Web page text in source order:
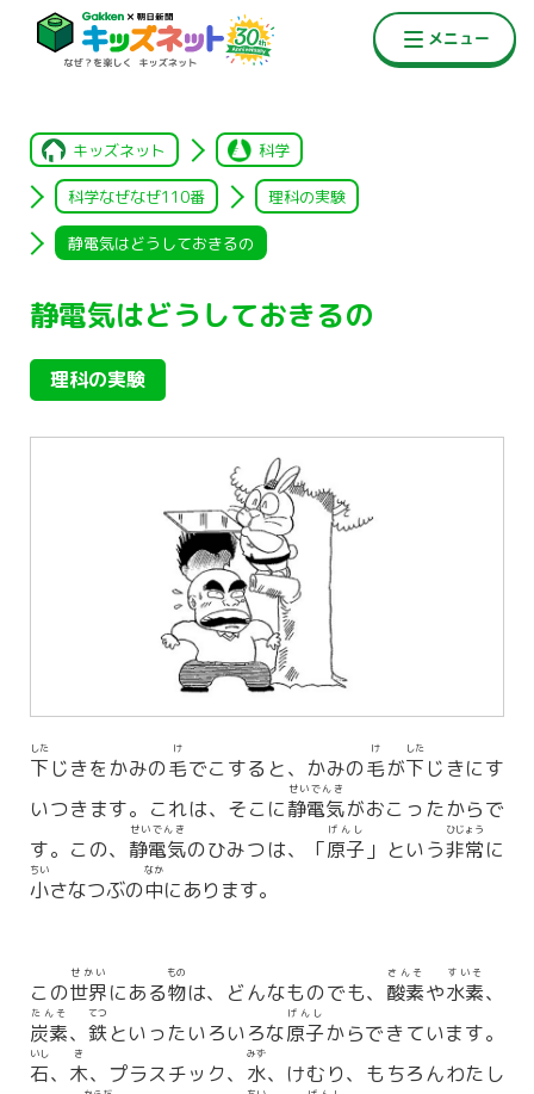
キッズネット 科学
科学なぜなぜ110番 理科の実験
静電気はどうしておきるの
静電気はどうしておきるの
理科の実験
下
した
じきをかみの毛
け
でこすると、かみの毛
け
が下
した
じきにす
いつきます。これは、そこに静電気
せいでんき
がおこったからで
す。この、 静電気
せいでんき
のひみつは、「原子
げんし
」という非常
ひじょう
に
小
ちい
さなつぶの中
なか
にあります。
この世界
せかい
にある物
もの
は、どんなものでも、 酸素
さんそ
や水素
すいそ
、
炭素
たんそ
、 鉄
てつ
といったいろいろな原子
げんし
からできています。
石
いし
、 木
き
、プラスチック、 水
みず
、けむり、もちろんわたし